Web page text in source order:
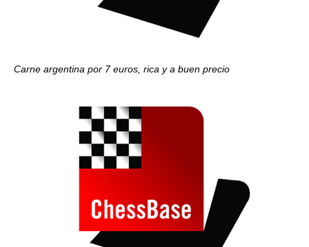
Carne argentina por 7 euros, rica y a buen precio